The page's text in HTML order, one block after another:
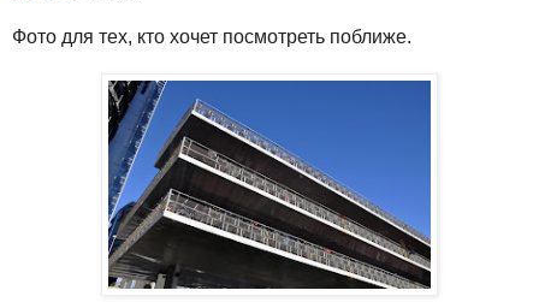
Фото для тех, кто хочет посмотреть поближе.